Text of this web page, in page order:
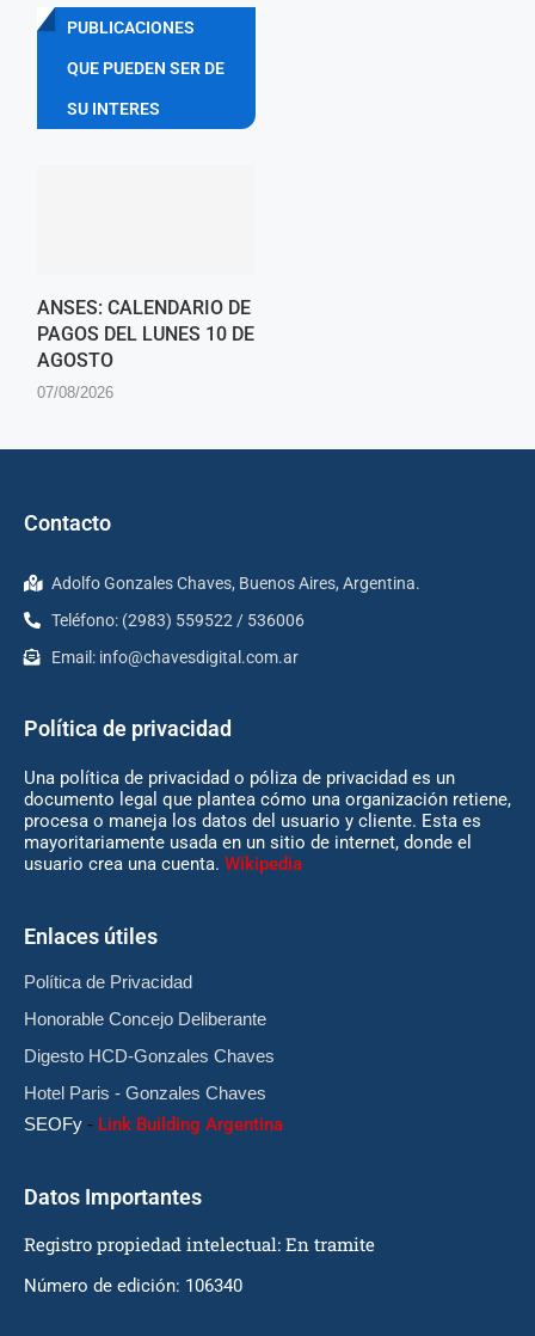
PUBLICACIONES
QUE PUEDEN SER DE
SU INTERES
ANSES: CALENDARIO DE
PAGOS DEL LUNES 10 DE
AGOSTO
07/08/2026
Contacto
Adolfo Gonzales Chaves, Buenos Aires, Argentina.
Teléfono: (2983) 559522 / 536006
Email: info@chavesdigital.com.ar
Política de privacidad
Una política de privacidad o póliza de privacidad es un
documento legal que plantea cómo una organización retiene,
procesa o maneja los datos del usuario y cliente. Esta es
mayoritariamente usada en un sitio de internet, donde el
usuario crea una cuenta. Wikipedia
Enlaces útiles
Política de Privacidad
Honorable Concejo Deliberante
Digesto HCD-Gonzales Chaves
Hotel Paris - Gonzales Chaves
SEOFy - Link Building Argentina
Datos Importantes
Registro propiedad intelectual: En tramite
Número de edición: 106340